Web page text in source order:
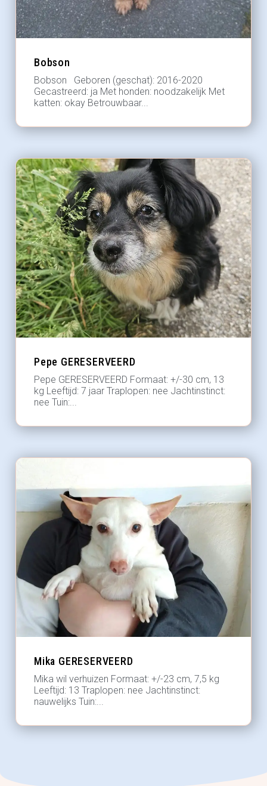
Bobson
Bobson Geboren (geschat): 2016-2020
Gecastreerd: ja Met honden: noodzakelijk Met
katten: okay Betrouwbaar...
Pepe GERESERVEERD
Pepe GERESERVEERD Formaat: +/-30 cm, 13
kg Leeftijd: 7 jaar Traplopen: nee Jachtinstinct:
nee Tuin:...
Mika GERESERVEERD
Mika wil verhuizen Formaat: +/-23 cm, 7,5 kg
Leeftijd: 13 Traplopen: nee Jachtinstinct:
nauwelijks Tuin:...